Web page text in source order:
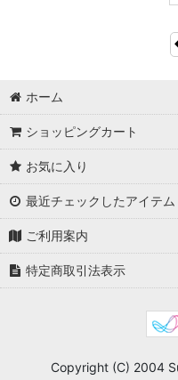
ホーム
ショッピングカート
お気に入り
最近チェックしたアイテム
ご利用案内
特定商取引法表示
Copyright (C) 2004